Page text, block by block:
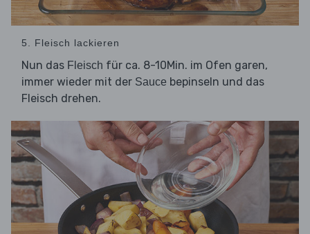
5. Fleisch lackieren
Nun das Fleisch für ca. 8-10Min. im Ofen garen,
immer wieder mit der Sauce bepinseln und das
Fleisch drehen.